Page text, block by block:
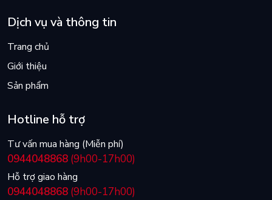
Dịch vụ và thông tin
Trang chủ
Giới thiệu
Sản phẩm
Hotline hỗ trợ
Tư vấn mua hàng (Miễn phí)
0944048868 (9h00-17h00)
Hỗ trợ giao hàng
0944048868 (9h00-17h00)